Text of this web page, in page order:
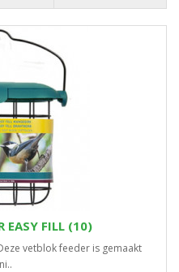
EASY FILL (10)
vetblok feeder is gemaakt